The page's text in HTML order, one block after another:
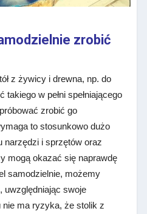
zrobić
z żywicy i drewna, np. do
takiego w pełni spełniającego
zrobić go
to stosunkowo dużo
narzędzi i sprzętów oraz
mogą okazać się naprawdę
samodzielnie, możemy
uwzględniając swoje
nie ma ryzyka, że stolik z